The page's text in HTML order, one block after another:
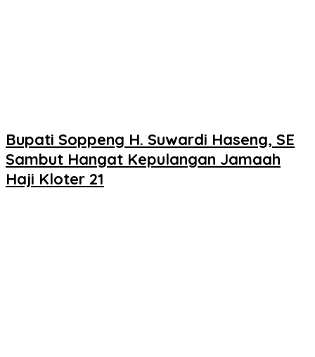
Bupati Soppeng H. Suwardi Haseng, SE
Sambut Hangat Kepulangan Jamaah
Haji Kloter 21